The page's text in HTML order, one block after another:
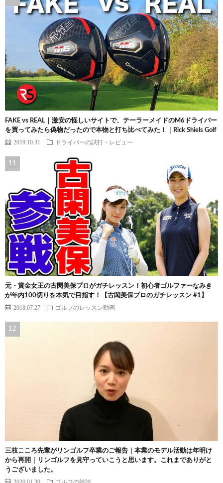
FAKE vs REAL｜激安の怪しいサイトで、テーラーメイドのM6ドライバー
を買ってみたら偽物だったので本物と打ち比べてみた！｜Rick Shiels Golf
2019.10.31 ドライバーの試打・レビュー
元・賞金女王の古閑美保プロがガチレッスン！初心者ゴルファーなみき
が年内100切りを本気で目指す！【古閑美保プロのガチレッスン #1】
2018.07.27 ゴルフのレッスン動画
三枝こころ先輩がリンゴルフ卒業のご報告｜本業のモデル活動は年明け
から再開｜リンゴルフを見守っていこうと思います。これまでありがと
うございました。
2020.01.30 ゴルフの雑談